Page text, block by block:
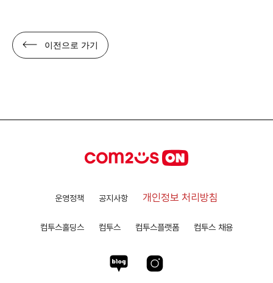
이전으로 가기
운영정책 공지사항 개인정보 처리방침
컴투스홀딩스 컴투스 컴투스플랫폼 컴투스 채용